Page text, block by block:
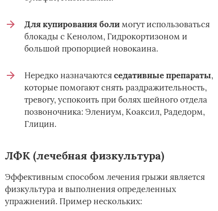
Для купирования болимогут использоваться
блокады с Кенолом, Гидрокортизоном и
большой пропорцией новокаина.
Нередко назначаютсяседативные препараты,
которые помогают снять раздражительность,
тревогу, успокоить при болях шейного отдела
позвоночника: Элениум, Коаксил, Радедорм,
Глицин.
ЛФК (лечебная физкультура)
Эффективным способом лечения грыжи является
физкультура и выполнения определенных
упражнений. Пример нескольких: